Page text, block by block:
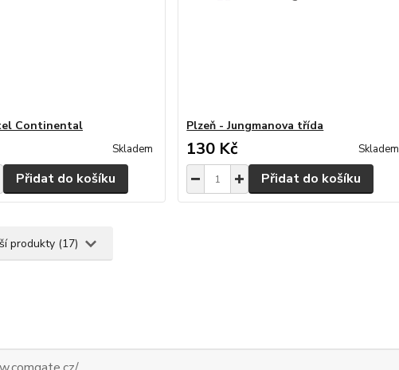
Continental
Skladem
Přidat do košíku
Plzeň - Jungmanova třída
130 Kč Skladem
Přidat do košíku
produkty (17)